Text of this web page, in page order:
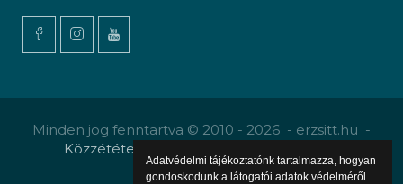
Adatvédelmi tájékoztatónk tartalmazza, hogyan
gondoskodunk a látogatói adatok védelméről.
Minden jog fenntartva © 2010 - 2026 - erzsitt.hu -
Közzététel